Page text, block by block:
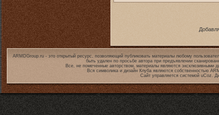
ARMDGroup.ru - это открытый ресурс, позволяющий публиковать материалы любому
быть удален по просьбе автора при предъявлении
Все, не помеченные авторством, материалы являются эксклюзивными
Вся символика и дизайн Клуба являются собственностью
Сайт управляется системой uCoz.